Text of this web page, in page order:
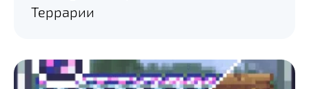
Террарии